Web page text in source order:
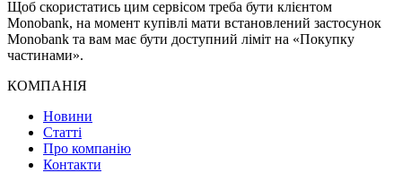
Щоб скористатись цим сервісом треба бути клієнтом
Monobank, на момент купівлі мати встановлений застосунок
Monobank та вам має бути доступний ліміт на «Покупку
частинами».
КОМПАНІЯ
Новини
Статті
Про компанію
Контакти